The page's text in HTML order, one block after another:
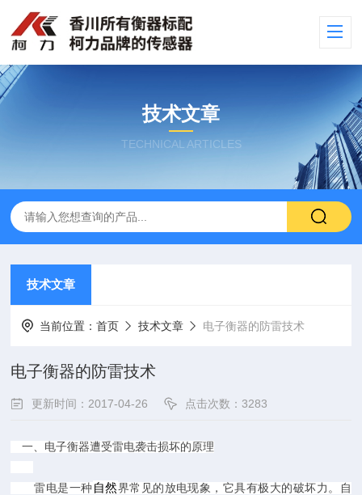
技术文章
TECHNICAL ARTICLES
技术文章
当前位置：首页 技术文章 电子衡器的防雷技术
电子衡器的防雷技术
更新时间：2017-04-26 点击次数：3283
一、电子衡器遭受雷电袭击损坏的原理
雷电是一种 自然界常见的放电现象，它具有极大的破坏力。自